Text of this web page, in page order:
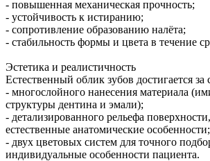
- повышенная механическая прочность;
- устойчивость к истиранию;
- сопротивление образованию налёта;
- стабильность формы и цвета в течение
Эстетика и реалистичность
Естественный облик зубов достигается за
- многослойного нанесения материала
структуры дентина и эмали);
- детализированного рельефа
естественные анатомические особенности;
- двух цветовых систем для точного
индивидуальные особенности пациента.